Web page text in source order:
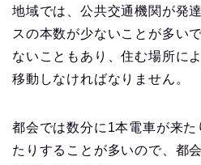
地域では、公共交通機関が発
スの本数が少ないことが多い
ないこともあり、住む場所に
移動しなければなりません。
都会では数分に1本電車が来
たりすることが多いので、都